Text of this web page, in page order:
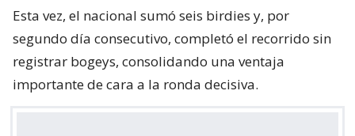
Esta vez, el nacional sumó seis birdies y, por
segundo día consecutivo, completó el recorrido sin
registrar bogeys, consolidando una ventaja
importante de cara a la ronda decisiva.